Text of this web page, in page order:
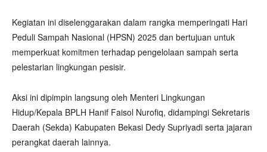
Kegiatan ini diselenggarakan dalam rangka memperingati Hari
Peduli Sampah Nasional (HPSN) 2025 dan bertujuan untuk
memperkuat komitmen terhadap pengelolaan sampah serta
pelestarian lingkungan pesisir.
Aksi ini dipimpin langsung oleh Menteri Lingkungan
Hidup/Kepala BPLH Hanif Faisol Nurofiq, didampingi Sekretaris
Daerah (Sekda) Kabupaten Bekasi Dedy Supriyadi serta jajaran
perangkat daerah lainnya.